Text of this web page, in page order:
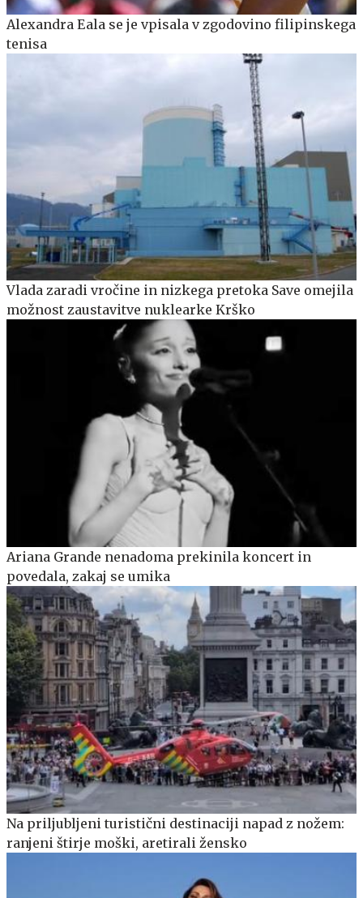
Alexandra Eala se je vpisala v zgodovino filipinskega
tenisa
Vlada zaradi vročine in nizkega pretoka Save omejila
možnost zaustavitve nuklearke Krško
Ariana Grande nenadoma prekinila koncert in
povedala, zakaj se umika
Na priljubljeni turistični destinaciji napad z nožem:
ranjeni štirje moški, aretirali žensko